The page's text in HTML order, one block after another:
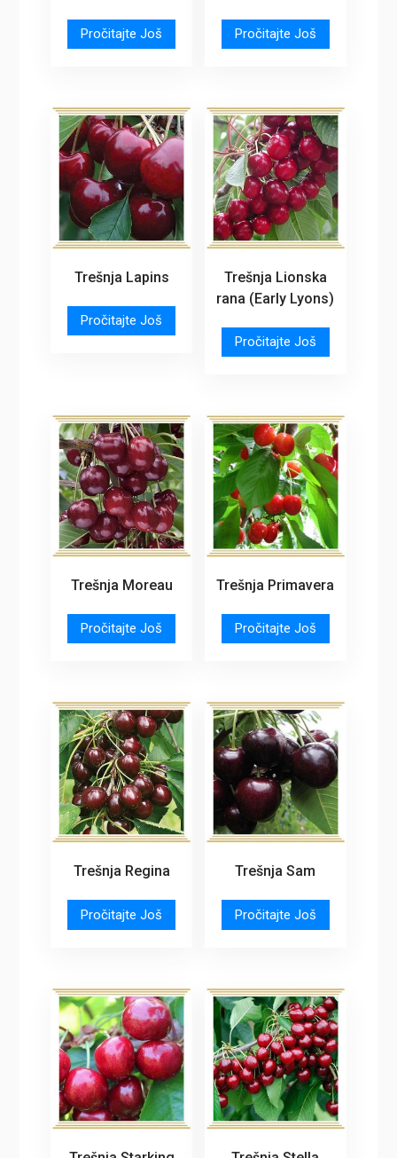
Pročitajte Još Pročitajte Još
Trešnja Lapins
Pročitajte Još
Trešnja Lionska
rana (Early Lyons)
Pročitajte Još
Trešnja Moreau
Pročitajte Još
Trešnja Primavera
Pročitajte Još
Trešnja Regina
Pročitajte Još
Trešnja Sam
Pročitajte Još